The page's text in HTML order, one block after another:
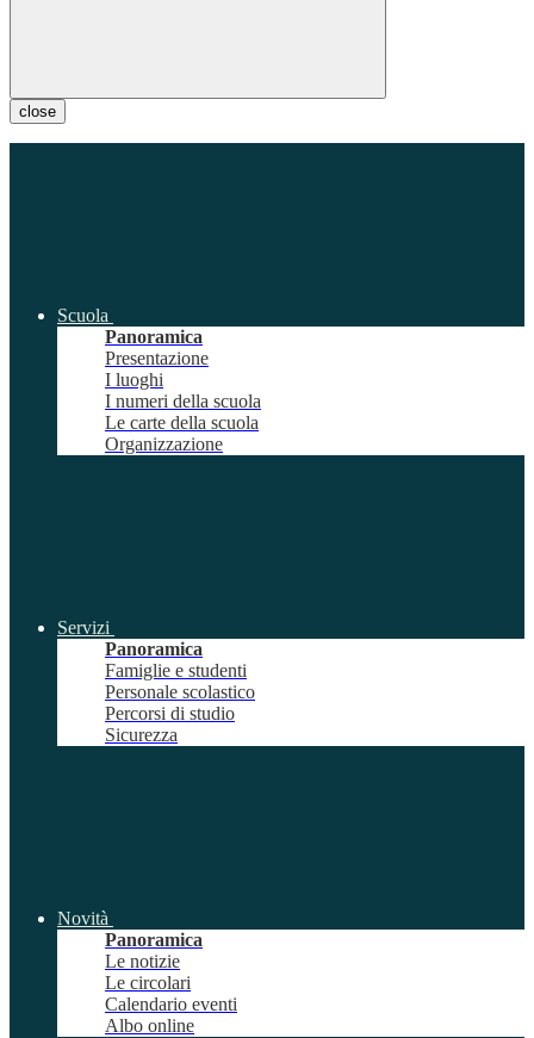
close
Scuola
Panoramica
Presentazione
I luoghi
I numeri della scuola
Le carte della scuola
Organizzazione
Servizi
Panoramica
Famiglie e studenti
Personale scolastico
Percorsi di studio
Sicurezza
Novità
Panoramica
Le notizie
Le circolari
Calendario eventi
Albo online